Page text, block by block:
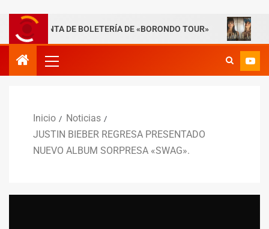
DE BOLETERÍA DE «BORONDO TOUR»
Inicio
Noticias
JUSTIN BIEBER REGRESA PRESENTADO
NUEVO ALBUM SORPRESA «SWAG».